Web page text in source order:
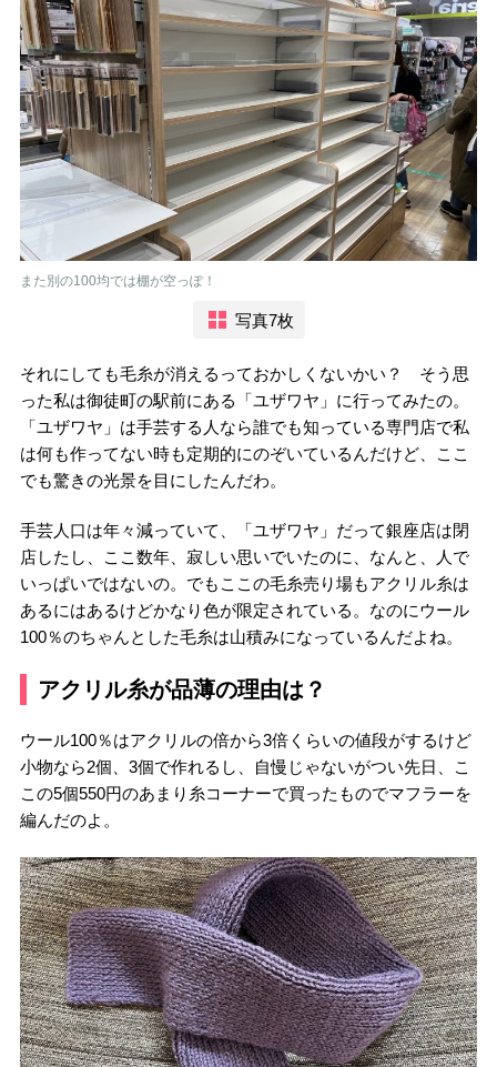
また別の100均では棚が空っぽ！
写真7枚
それにしても毛糸が消えるっておかしくないかい？ そう思
った私は御徒町の駅前にある「ユザワヤ」に行ってみたの。
「ユザワヤ」は手芸する人なら誰でも知っている専門店で私
は何も作ってない時も定期的にのぞいているんだけど、ここ
でも驚きの光景を目にしたんだわ。
手芸人口は年々減っていて、「ユザワヤ」だって銀座店は閉
店したし、ここ数年、寂しい思いでいたのに、なんと、人で
いっぱいではないの。でもここの毛糸売り場もアクリル糸は
あるにはあるけどかなり色が限定されている。なのにウール
100％のちゃんとした毛糸は山積みになっているんだよね。
アクリル糸が品薄の理由は？
ウール100％はアクリルの倍から3倍くらいの値段がするけど
小物なら2個、3個で作れるし、自慢じゃないがつい先日、こ
この5個550円のあまり糸コーナーで買ったものでマフラーを
編んだのよ。